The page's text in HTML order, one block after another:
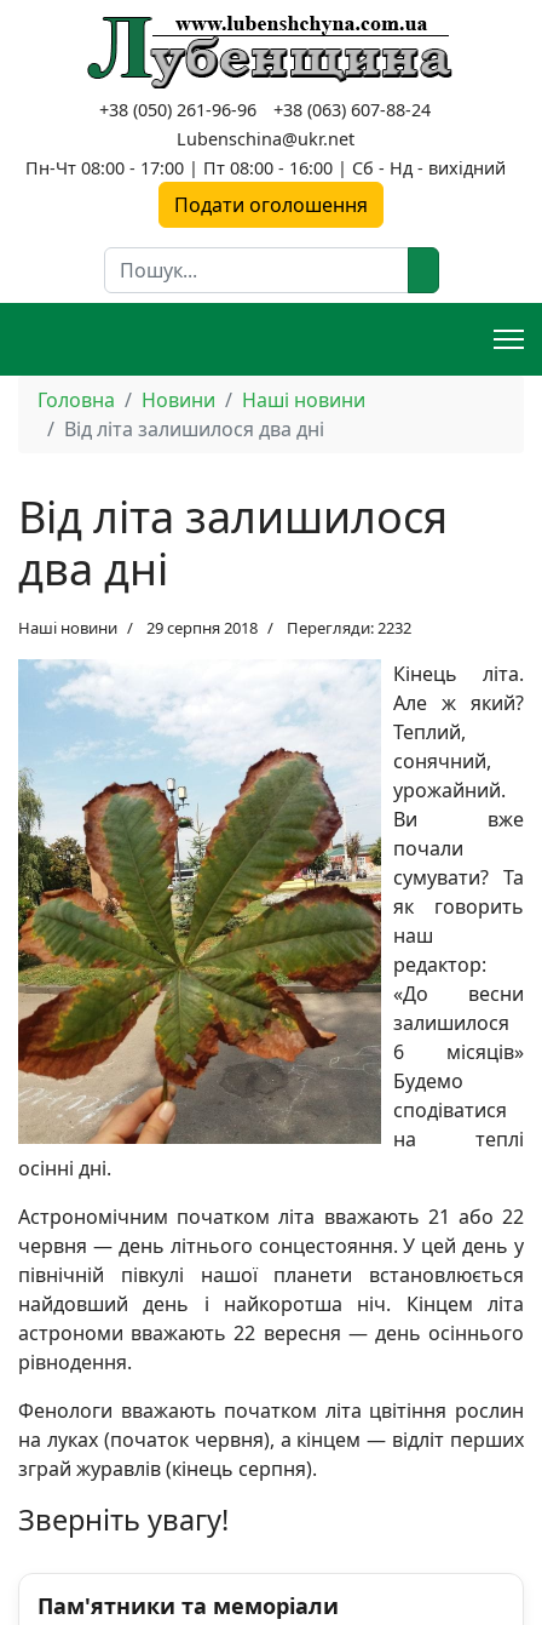
+38 (050) 261-96-96
+38 (063) 607-88-24
Lubenschina@ukr.net
Пн-Чт 08:00 - 17:00 | Пт 08:00 - 16:00 | Сб - Нд - вихідний
Подати оголошення
Пошук
Головна Новини
Наші новини
Від літа залишилося два дні
Від літа залишилося
два дні
Наші новини 29 серпня 2018 Перегляди: 2232
Кінець літа.
Але ж який?
Теплий,
сонячний,
урожайний.
Ви вже
почали
сумувати? Та
як говорить
наш
редактор:
«До весни
залишилося
6 місяців»
Будемо
сподіватися
на теплі
осінні дні.
Астрономічним початком літа вважають 21 або 22
червня — день літнього сонцестояння. У цей день у
північній півкулі нашої планети встановлюється
найдовший день і найкоротша ніч. Кінцем літа
астрономи вважають 22 вересня — день осіннього
рівнодення.
Фенологи вважають початком літа цвітіння рослин
на луках (початок червня), а кінцем — відліт перших
зграй журавлів (кінець серпня).
Зверніть увагу!
Пам'ятники та меморіали